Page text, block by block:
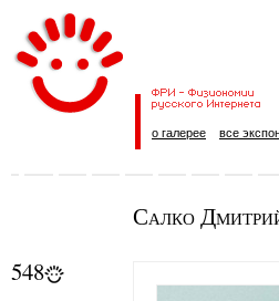
о галерее все
Салко
548